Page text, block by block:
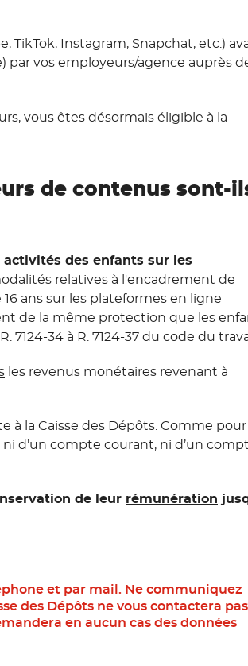
TikTok, Instagram, Snapchat, etc.)
par vos employeurs/agence auprès
vous êtes désormais éligible à la
de contenus sont-
activités des enfants sur les
relatives à l'encadrement de
ans sur les plateformes en ligne
de la même protection que les
34 à R. 7124-37 du code du
les revenus monétaires revenant à
à la Caisse des Dépôts. Comme pour
ni d’un compte courant, ni d’un
de leur rémunération
et par mail. Ne communiquez
des Dépôts ne vous contactera pas
en aucun cas des données